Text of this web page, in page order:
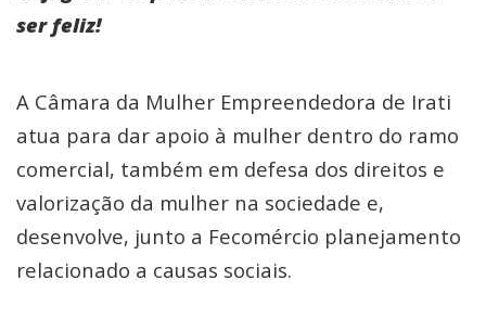
ser feliz!
A Câmara da Mulher Empreendedora de Irati
atua para dar apoio à mulher dentro do ramo
comercial, também em defesa dos direitos e
valorização da mulher na sociedade e,
desenvolve, junto a Fecomércio planejamento
relacionado a causas sociais.